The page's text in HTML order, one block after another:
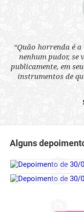
“Quão horrenda é
nenhum pudor, se
publicamente, em
instrumentos de
Alguns